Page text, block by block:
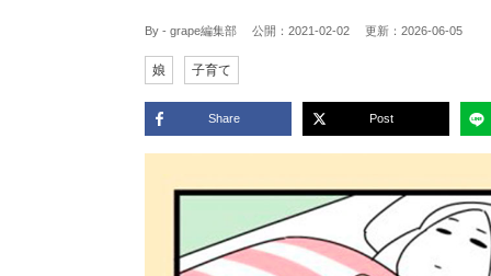
By - grape編集部 公開： 2021-02-02 更新： 2026-06-05
娘 子育て
Share Post